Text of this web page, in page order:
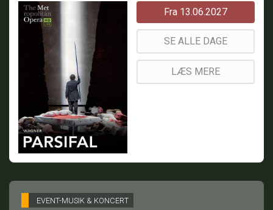
Fra 13.06.2027
SE ALLE DAGE
LÆS MERE
EVENT-MUSIK & KONCERT